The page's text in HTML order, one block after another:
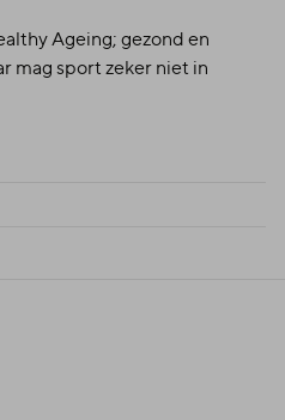
Ageing; gezond en
mag sport zeker niet in